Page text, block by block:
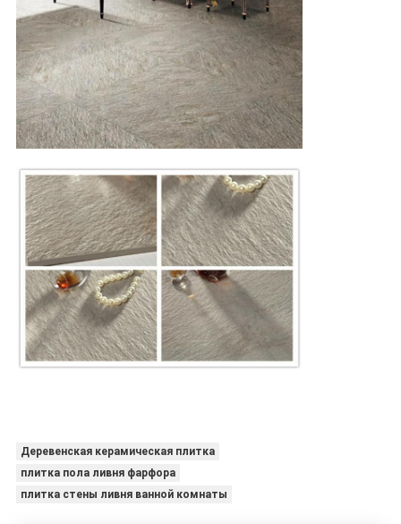
Деревенская керамическая плитка
плитка пола ливня фарфора
плитка стены ливня ванной комнаты